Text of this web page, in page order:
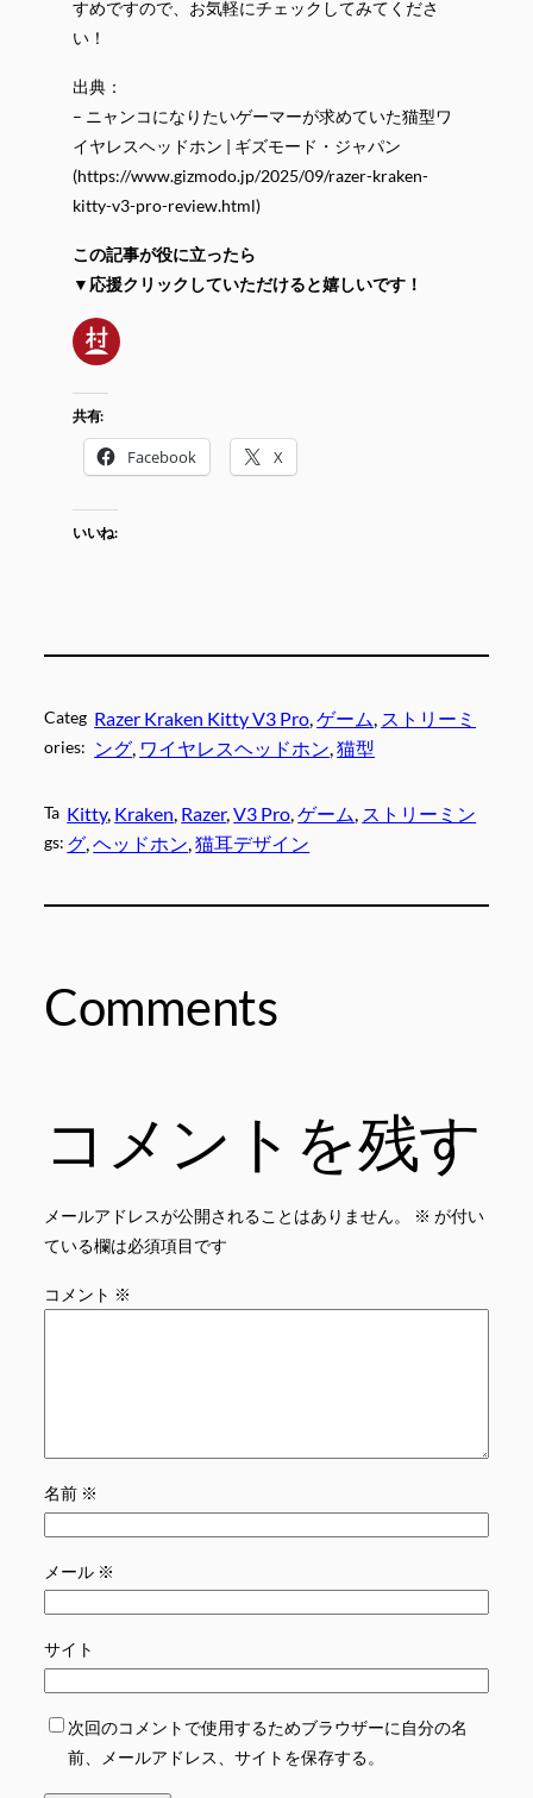
すめですので、お気軽にチェックしてみてくださ
い！
出典：
– ニャンコになりたいゲーマーが求めていた猫型ワ
イヤレスヘッドホン | ギズモード・ジャパン
(https://www.gizmodo.jp/2025/09/razer-kraken-
kitty-v3-pro-review.html)
この記事が役に立ったら
▼応援クリックしていただけると嬉しいです！
共有:
Facebook X
いいね:
Categ
ories:
Razer Kraken Kitty V3 Pro, ゲーム, ストリーミ
ング, ワイヤレスヘッドホン, 猫型
Ta
gs:
Kitty, Kraken, Razer, V3 Pro, ゲーム, ストリーミン
グ, ヘッドホン, 猫耳デザイン
Comments
コメントを残す
メールアドレスが公開されることはありません。 ※ が付い
ている欄は必須項目です
コメント ※
名前 ※
メール ※
サイト
次回のコメントで使用するためブラウザーに自分の名
前、メールアドレス、サイトを保存する。